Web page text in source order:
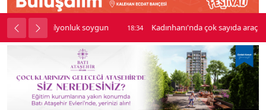
soygun 18:34 Kadınhanı'nda çok sayıda araç birbirine girdi